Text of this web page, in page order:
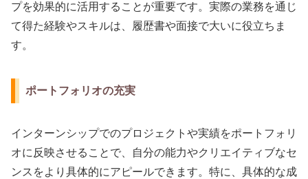
プを効果的に活用することが重要です。実際の業務を通じ
て得た経験やスキルは、履歴書や面接で大いに役立ちま
す。
ポートフォリオの充実
インターンシップでのプロジェクトや実績をポートフォリ
オに反映させることで、自分の能力やクリエイティブなセ
ンスをより具体的にアピールできます。特に、具体的な成